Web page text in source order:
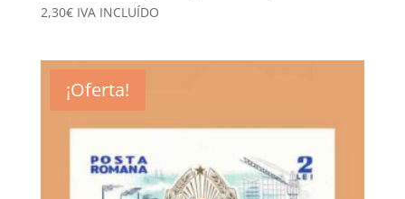
2,30€ IVA INCLUÍDO
¡Oferta!